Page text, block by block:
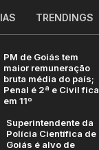
TRENDINGS
PM de Goiás tem
maior remuneração
bruta média do país;
Penal é 2ª e Civil fica
em 11º
Superintendente da
Polícia Científica de
Goiás é alvo de